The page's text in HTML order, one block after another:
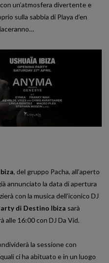
un’atmosfera divertente e
sulla sabbia di Playa d’en
, del gruppo Pacha, all’aperto
annunciato la data di apertura
con la musica dell’iconico DJ
di Destino Ibiza sarà
alle 16:00 con DJ Da Vid.
la sessione con
ci ha abituato e in un luogo